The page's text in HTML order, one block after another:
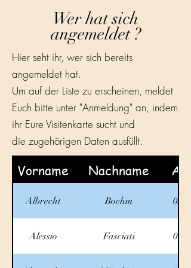
Wer hat sich
angemeldet ?
Hier seht ihr, wer sich bereits
angemeldet hat.
Um auf der Liste zu erscheinen, meldet
Euch bitte unter "Anmeldung" an, indem
ihr Eure Visitenkarte sucht und
die zugehörigen Daten ausfüllt.
Vorname Nachname
Albrecht Boehm
Alessio Fasciati